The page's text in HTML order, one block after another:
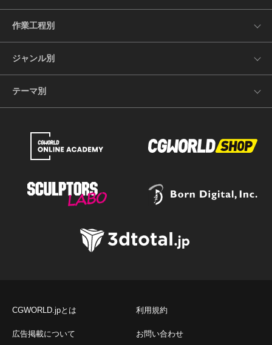
作業工程別
ジャンル別
テーマ別
CGWORLD.jpとは 利用規約
広告掲載について お問い合わせ